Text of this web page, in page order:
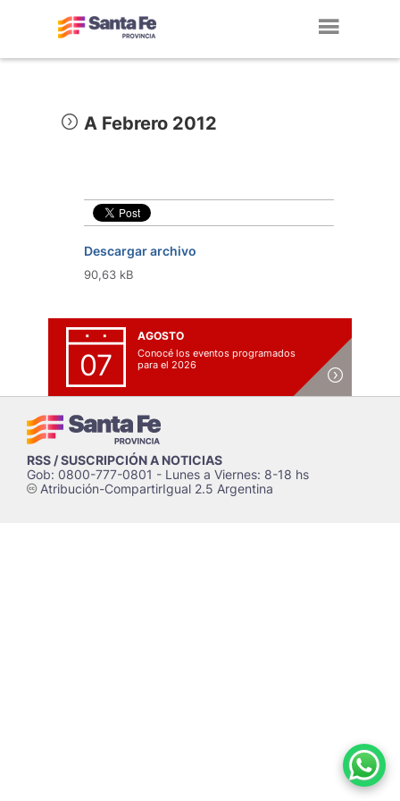
A Febrero 2012
Descargar archivo
90,63 kB
07
AGOSTO
Conocé los eventos programados
para el 2026
RSS / SUSCRIPCIÓN A NOTICIAS
Gob: 0800-777-0801 - Lunes a Viernes: 8-18 hs
cAtribución-CompartirIgual 2.5 Argentina